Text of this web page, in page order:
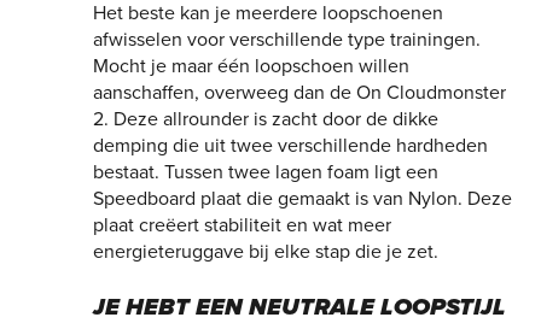
Het beste kan je meerdere loopschoenen
afwisselen voor verschillende type trainingen.
Mocht je maar één loopschoen willen
aanschaffen, overweeg dan de On Cloudmonster
2. Deze allrounder is zacht door de dikke
demping die uit twee verschillende hardheden
bestaat. Tussen twee lagen foam ligt een
Speedboard plaat die gemaakt is van Nylon. Deze
plaat creëert stabiliteit en wat meer
energieteruggave bij elke stap die je zet.
JE HEBT EEN NEUTRALE LOOPSTIJL